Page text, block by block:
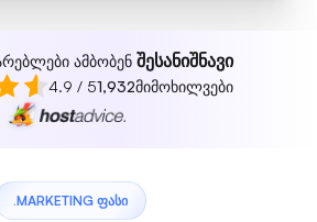
ამბობენ შესანიშნავი
4.9 / 51,932მიმოხილვები
.MARKETING ᲤᲐᲡᲘ